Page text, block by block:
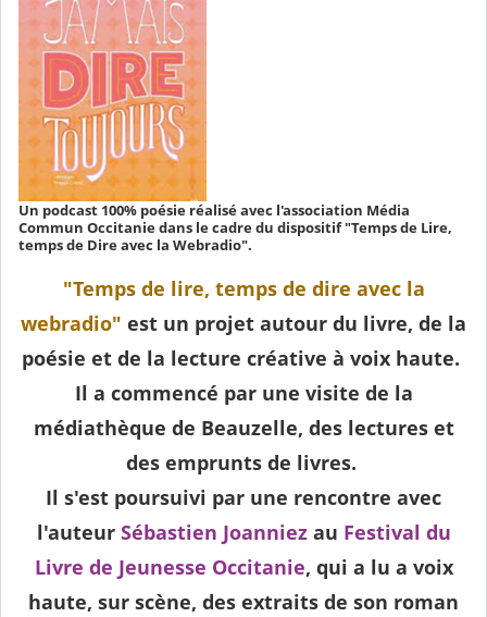
Un podcast 100% poésie réalisé avec l'association Média
Commun Occitanie dans le cadre du dispositif "Temps de Lire,
temps de Dire avec la Webradio".
"Temps de lire, temps de dire avec la
webradio" est un projet autour du livre, de la
poésie et de la lecture créative à voix haute.
Il a commencé par une visite de la
médiathèque de Beauzelle, des lectures et
des emprunts de livres.
Il s'est poursuivi par une rencontre avec
l'auteur Sébastien Joanniezau Festival du
Livre de Jeunesse Occitanie, qui a lu a voix
haute, sur scène, des extraits de son roman